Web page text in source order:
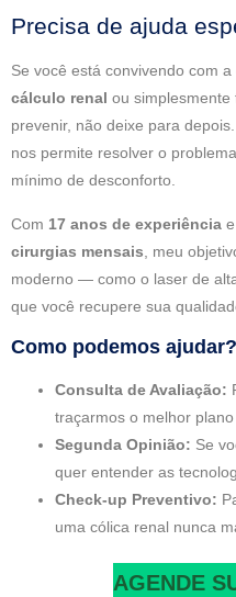
Precisa de ajuda
Se você está convivendo com
cálculo renal ou
prevenir, não deixe para
nos permite resolver o
mínimo de desconforto.
Com 17 anos de experiência
cirurgias mensais , meu
moderno — como o laser de
que você recupere sua
Como podemos ajudar?
Consulta de Avaliação:
traçarmos o melhor
Segunda Opinião: Se
quer entender as
Check-up Preventivo:
uma cólica renal nunca
AGENDE